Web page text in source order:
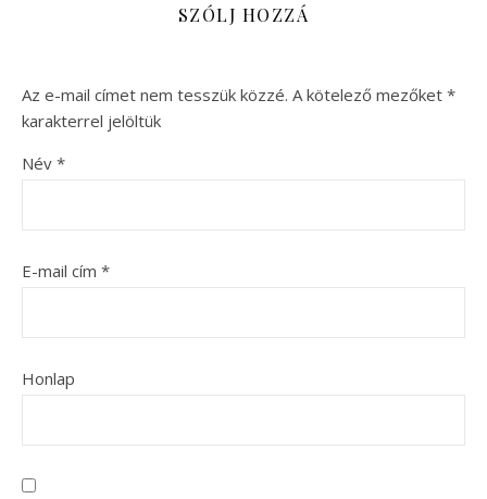
SZÓLJ HOZZÁ
Az e-mail címet nem tesszük közzé. A kötelező mezőket *
karakterrel jelöltük
Név *
E-mail cím *
Honlap